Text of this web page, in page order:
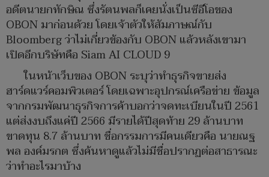
อดีตนายกทักษิณ ซึ่งรัตนพลก็เคยนั่งเป็นซีอีโอของ
OBON มาก่อนด้วย โดยเจ้าตัวให้สัมภาษณ์กับ
Bloomberg ว่าไม่เกี่ยวข้องกับ OBON แล้วหลังเขามา
เปิดอีกบริษัทคือ Siam AI CLOUD 9
ในหน้าเว็บของ OBON ระบุว่าทำธุรกิจขายส่ง
ฮาร์ดแวร์คอมพิวเตอร์ โดยเฉพาะอุปกรณ์เครือข่าย ข้อมูล
จากกรมพัฒนาธุรกิจการค้าบอกว่าจดทะเบียนในปี 2561
แต่ส่งงบถึงแค่ปี 2566 มีรายได้ปีสุดท้าย 29 ล้านบาท
ขาดทุน 8.7 ล้านบาท ชื่อกรรมการมีคนเดียวคือ นายณฐ
พล องค์มรกต ซึ่งค้นหาดูแล้วไม่มีชื่อปรากฏต่อสาธารณะ
ว่าทำอะไรมาบ้าง